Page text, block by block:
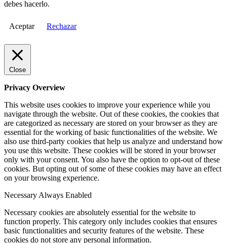
debes hacerlo.
Aceptar Rechazar
Close
Privacy Overview
This website uses cookies to improve your experience while you
navigate through the website. Out of these cookies, the cookies that
are categorized as necessary are stored on your browser as they are
essential for the working of basic functionalities of the website. We
also use third-party cookies that help us analyze and understand how
you use this website. These cookies will be stored in your browser
only with your consent. You also have the option to opt-out of these
cookies. But opting out of some of these cookies may have an effect
on your browsing experience.
Necessary Always Enabled
Necessary cookies are absolutely essential for the website to
function properly. This category only includes cookies that ensures
basic functionalities and security features of the website. These
cookies do not store any personal information.